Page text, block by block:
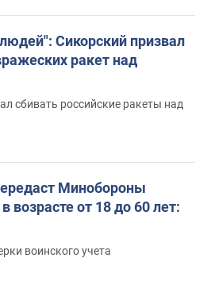
Сикорский призвал
ракет над
сбивать российские ракеты над
Минобороны
от 18 до 60 лет:
воинского учета